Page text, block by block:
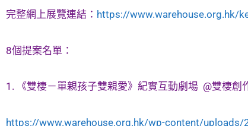
完整網上展覽連結： https://www.warehouse.org.hk/
8個提案名單：
1. 《雙棲－單親孩子雙親愛》紀實互動劇場 @雙棲創
https://www.warehouse.org.hk/wp-content/